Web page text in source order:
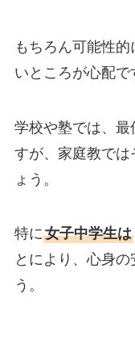
もちろん可能性
いところが心配で
学校や塾では、
すが、家庭教では
ょう。
特に女子中学生は
とにより、心身
う。